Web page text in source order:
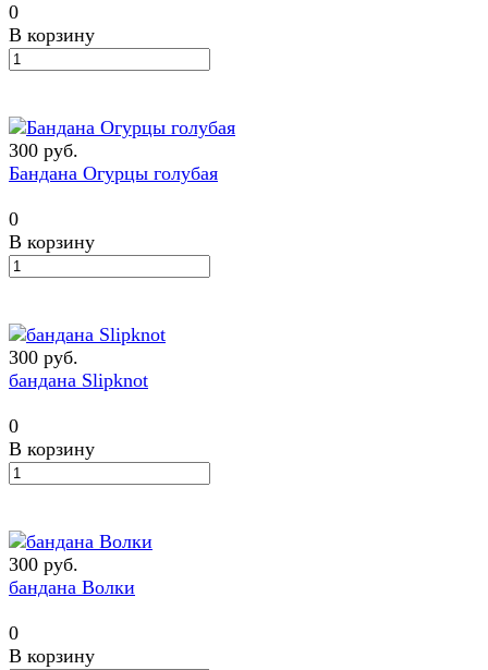
0
В корзину
300 руб.
Бандана Огурцы голубая
0
В корзину
300 руб.
бандана Slipknot
0
В корзину
300 руб.
бандана Волки
0
В корзину